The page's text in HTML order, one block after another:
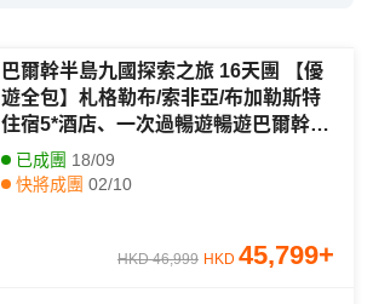
巴爾幹半島九國探索之旅 16天團 【優
遊全包】札格勒布/索非亞/布加勒斯特
住宿5*酒店、一次過暢遊暢遊巴爾幹半
島國家城堡/古城/修道院/教堂、7晚於
酒店享用晚餐包紅酒、欣賞民族表演及
已成團 18/09
快將成團 02/10
HKD 46,999 HKD 45,799+